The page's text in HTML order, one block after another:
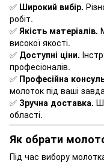
✅ Широкий вибір.
робіт.
✅ Якість матеріалів.
високої якості.
✅ Доступні ціни.
професіоналів.
✅ Професійна
молоток під ваші
✅ Зручна доставка.
області.
Як обрати
Під час вибору